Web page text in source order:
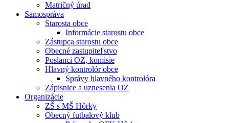
Matričný úrad
Samospráva
Starosta obce
Informácie starostu obce
Zástupca starostu obce
Obecné zastupiteľstvo
Poslanci OZ, komisie
Hlavný kontrolór obce
Správy hlavného kontrolóra
Zápisnice a uznesenia OZ
Organizácie
ZŠ s MŠ Hôrky
Obecný futbalový klub